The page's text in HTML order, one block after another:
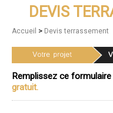
DEVIS
Accueil > Devis terrassement
Remplissez ce
gratuit.